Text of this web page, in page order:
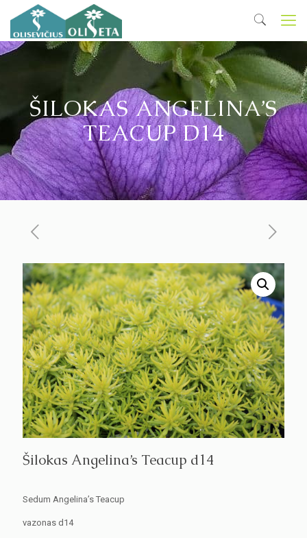
ŠILOKAS ANGELINA’S
TEACUP D14
Šilokas Angelina’s Teacup d14
Sedum Angelina’s Teacup
vazonas d14